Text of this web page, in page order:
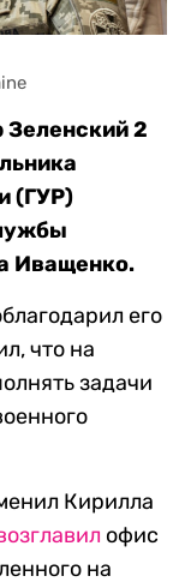
2
(ГУР)
Иващенко.
его
что на
задачи
Кирилла
офис
на